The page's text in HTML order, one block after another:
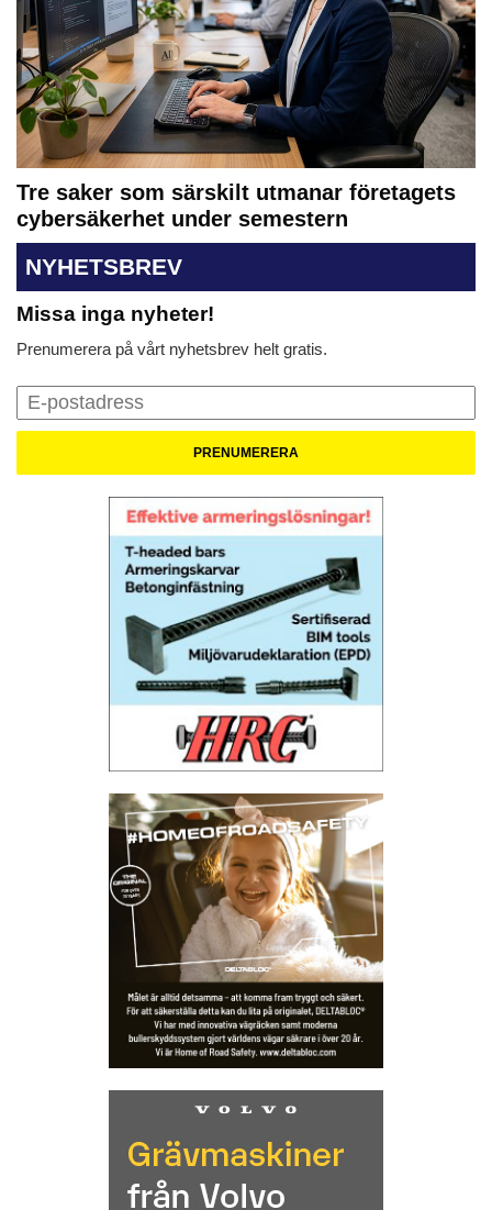
Tre saker som särskilt utmanar företagets
cybersäkerhet under semestern
NYHETSBREV
Missa inga nyheter!
Prenumerera på vårt nyhetsbrev helt gratis.